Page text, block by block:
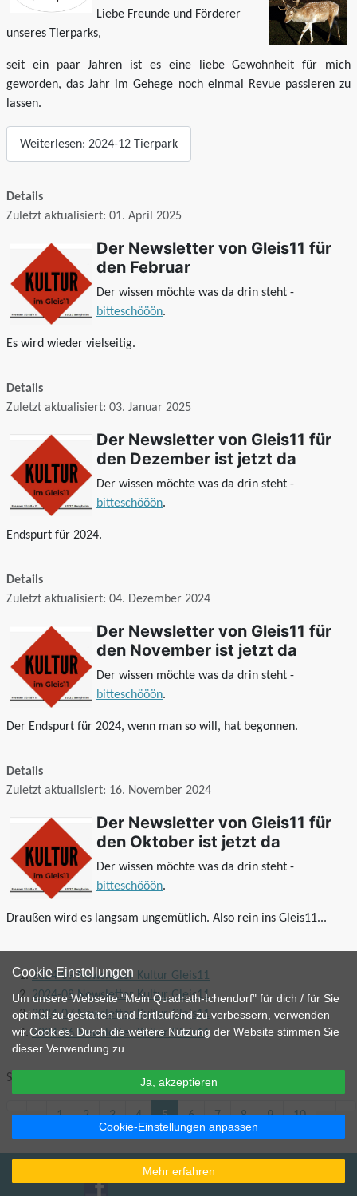
Liebe Freunde und Förderer
unseres Tierparks,
seit ein paar Jahren ist es eine liebe Gewohnheit für mich
geworden, das Jahr im Gehege noch einmal Revue passieren zu
lassen.
Weiterlesen: 2024-12 Tierpark
Details
Zuletzt aktualisiert: 01. April 2025
Der Newsletter von Gleis11 für
den Februar
Der wissen möchte was da drin steht -
bitteschööön.
Es wird wieder vielseitig.
Details
Zuletzt aktualisiert: 03. Januar 2025
Der Newsletter von Gleis11 für
den Dezember ist jetzt da
Der wissen möchte was da drin steht -
bitteschööön.
Endspurt für 2024.
Details
Zuletzt aktualisiert: 04. Dezember 2024
Der Newsletter von Gleis11 für
den November ist jetzt da
Der wissen möchte was da drin steht -
bitteschööön.
Der Endspurt für 2024, wenn man so will, hat begonnen.
Details
Zuletzt aktualisiert: 16. November 2024
Der Newsletter von Gleis11 für
den Oktober ist jetzt da
Der wissen möchte was da drin steht -
bitteschööön.
Draußen wird es langsam ungemütlich. Also rein ins Gleis11...
2024-09 Newsletter Kultur Gleis11
2024-08 Newsletter Kultur Gleis11
2024-07 Newsletter Kultur Gleis11
2024-06 Newsletter Kultur Gleis11
Seite 5 von 42
1 2 3 4 5 6 7 8 9 10
Cookie Einstellungen
Um unsere Webseite "Mein Quadrath-Ichendorf" für dich / für Sie
optimal zu gestalten und fortlaufend zu verbessern, verwenden
wir Cookies. Durch die weitere Nutzung der Website stimmen Sie
dieser Verwendung zu.
Ja, akzeptieren
Cookie-Einstellungen anpassen
Mehr erfahren